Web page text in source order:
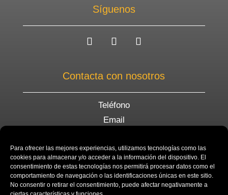
Para ofrecer las mejores experiencias, utilizamos tecnologías como las
cookies para almacenar y/o acceder a la información del dispositivo. El
consentimiento de estas tecnologías nos permitirá procesar datos como el
comportamiento de navegación o las identificaciones únicas en este sitio.
No consentir o retirar el consentimiento, puede afectar negativamente a
Síguenos
Contacta con nosotros
Teléfono
Email
Cursos
Español online